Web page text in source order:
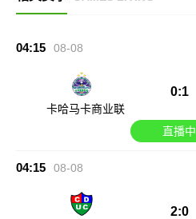
04:15 08-08
卡哈马卡商业联
0:1
直播中
04:15 08-08
2:0